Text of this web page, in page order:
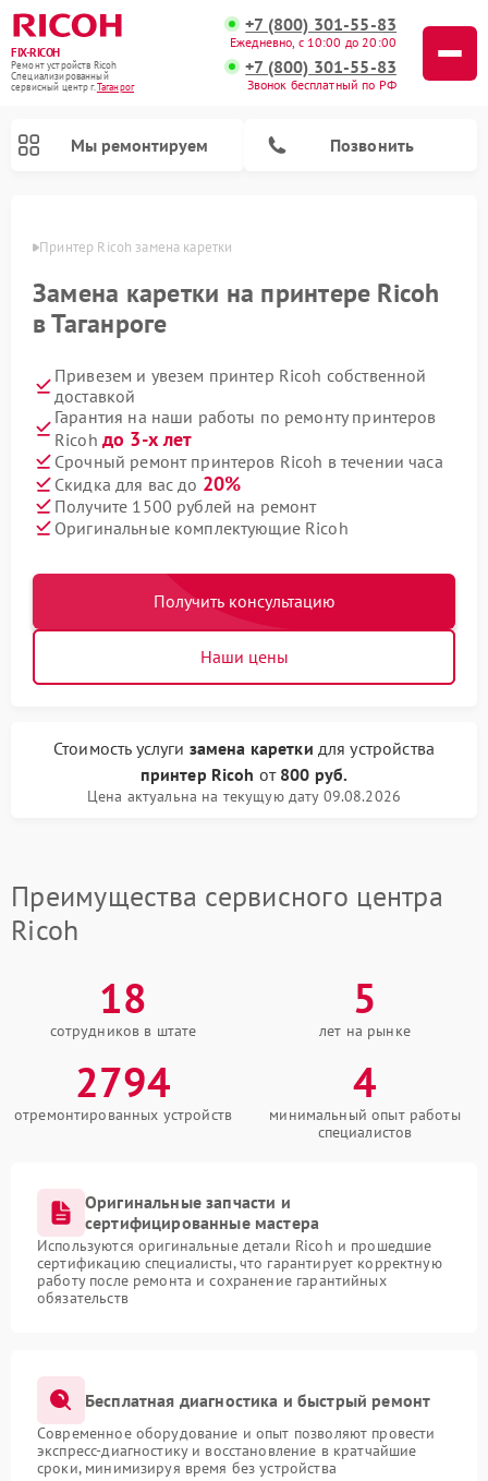
FIX-RICOH
Ремонт устройств Ricoh
Специализированный
cервисный центр г.Таганрог
+7 (800) 301-55-83
Ежедневно, с 10:00 до 20:00
+7 (800) 301-55-83
Звонок бесплатный по РФ
Мы ремонтируем Позвонить
Принтер Ricoh замена каретки
Замена каретки на принтере Ricoh
в Таганроге
Привезем и увезем принтер Ricoh собственной
доставкой
Гарантия на наши работы по ремонту принтеров
Ricoh до 3-х лет
Срочный ремонт принтеров Ricoh в течении часа
Скидка для вас до 20%
Получите 1500 рублей на ремонт
Оригинальные комплектующие Ricoh
Получить консультацию
Наши цены
Стоимость услуги замена каретки для устройства
принтер Ricoh от 800 руб.
Цена актуальна на текущую дату 09.08.2026
Преимущества сервисного центра
Ricoh
18
сотрудников в штате
5
лет на рынке
2794
отремонтированных устройств
4
минимальный опыт работы
специалистов
Оригинальные запчасти и
сертифицированные мастера
Используются оригинальные детали Ricoh и прошедшие
сертификацию специалисты, что гарантирует корректную
работу после ремонта и сохранение гарантийных
обязательств
Бесплатная диагностика и быстрый ремонт
Современное оборудование и опыт позволяют провести
экспресс-диагностику и восстановление в кратчайшие
сроки, минимизируя время без устройства